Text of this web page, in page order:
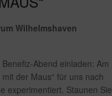
Wilhelmshaven
Abend einladen: Am
der Maus“ für uns nach
experimentiert. Staunen Sie